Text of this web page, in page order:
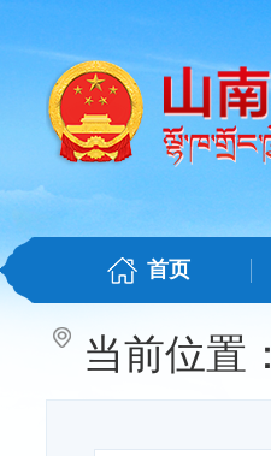
首页
当前位置：